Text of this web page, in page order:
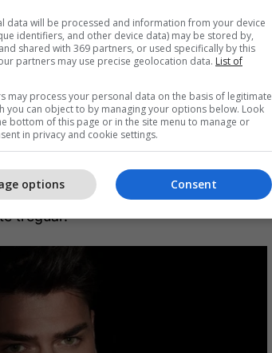
lotësh dhe emocionesh, teksa
tij e ngushtë dhe një nga gratë me më
Kardashian.
komentuar gjatë vitit 2019, Mario
ekskluzive për Telegrafin, për të
jetës së tij, mes shumë
një luftë paragjykimesh me stigmën
se të qenit shqiptar, është një tjetër
në dukje botës që vjen nga një vend i
treguar.
data will be processed and information from your device
identifiers, and other device data) may be stored by,
shared with 369 partners, or used specifically by this
partners may use precise geolocation data. List of
may process your personal data on the basis of legitimate
you can object to by managing your options below. Look
bottom of this page or in the site menu to manage or
in privacy and cookie settings.
Consent
options